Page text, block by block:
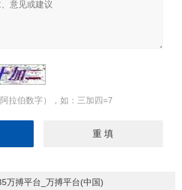
拉伯数字），如：三加四=7
万搏平台_万搏平台(中国)